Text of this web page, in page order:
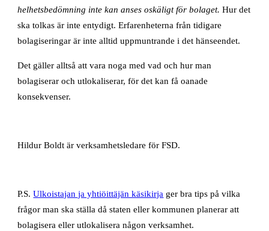
helhetsbedömning inte kan anses oskäligt för bolaget. Hur det
ska tolkas är inte entydigt. Erfarenheterna från tidigare
bolagiseringar är inte alltid uppmuntrande i det hänseendet.
Det gäller alltså att vara noga med vad och hur man
bolagiserar och utlokaliserar, för det kan få oanade
konsekvenser.
Hildur Boldt är verksamhetsledare för FSD.
P.S.Ulkoistajan ja yhtiöittäjän käsikirja ger bra tips på vilka
frågor man ska ställa då staten eller kommunen planerar att
bolagisera eller utlokalisera någon verksamhet.